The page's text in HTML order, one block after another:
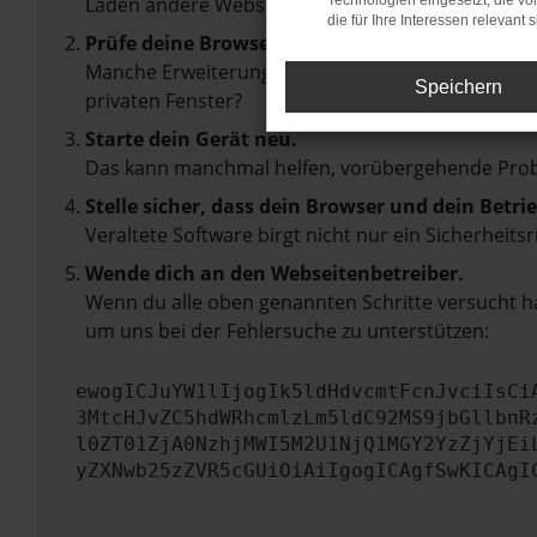
Prüfe deine Browsererweiterungen.
Manche Erweiterungen, wie Werbeblocker,
privaten Fenster?
Starte dein Gerät neu.
Das kann manchmal helfen, vorübergehende
Stelle sicher, dass dein Browser und dein
Veraltete Software birgt nicht nur ein
Wende dich an den Webseitenbetreiber.
Wenn du alle oben genannten Schritte versucht
um uns bei der Fehlersuche zu unterstützen:
die für Ihre Interessen relevant
Speichern